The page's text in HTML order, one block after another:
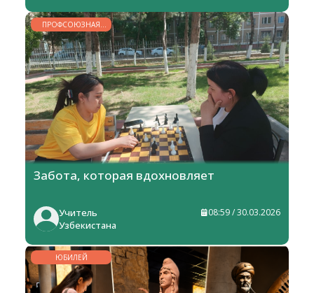
ПРОФСОЮЗНАЯ
ЖИЗНЬ
Забота, которая вдохновляет
Учитель
Узбекистана
08:59 / 30.03.2026
ЮБИЛЕЙ